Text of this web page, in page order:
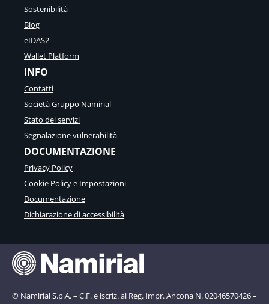
Sostenibilità
Blog
eIDAS2
Wallet Platform
INFO
Contatti
Società Gruppo Namirial
Stato dei servizi
Segnalazione vulnerabilità
DOCUMENTAZIONE
Privacy Policy
Cookie Policy e Impostazioni
Documentazione
Dichiarazione di accessibilità
© Namirial S.p.A. – C.F. e iscriz. al Reg. Impr. Ancona N. 02046570426 –